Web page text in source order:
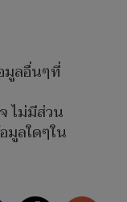
มูลอื่นๆที่
ไม่มีส่วน
มูลใดๆใน